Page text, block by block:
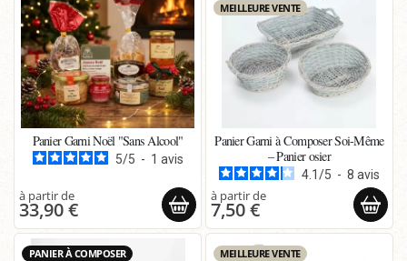
Panier Garni Noël "Sans Alcool"
5/5 - 1 avis
33,90 €
MEILLEURE VENTE
Panier Garni à Composer Soi-Même
– Panier osier
4.1/5 - 8 avis
7,50 €
PANIER À COMPOSER MEILLEURE VENTE